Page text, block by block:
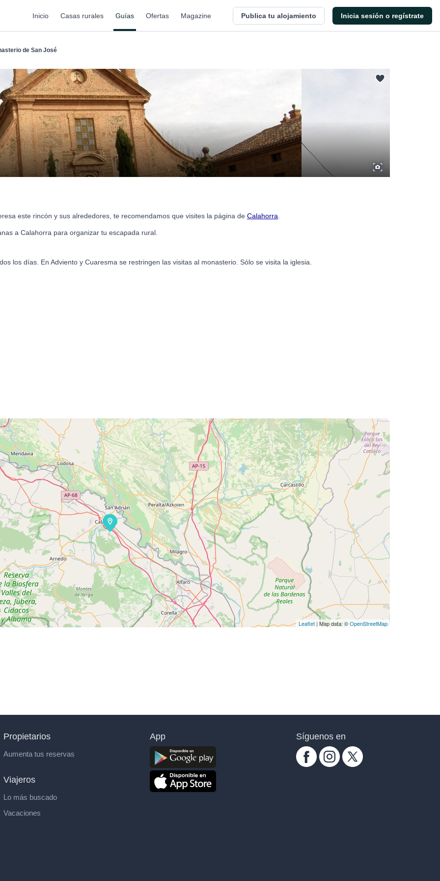
Inicio Casas rurales Guías Ofertas Magazine Publica tu alojamiento Inicia sesión o regístrate
de San José
este rincón y sus alrededores, te recomendamos que visites la página de Calahorra
a Calahorra para organizar tu escapada rural.
los días. En Adviento y Cuaresma se restringen las visitas al monasterio. Sólo se visita la iglesia.
Leaflet | Map data: ©OpenStreetMap
Propietarios
Aumenta tus reservas
Viajeros
Lo más buscado
Vacaciones
App Síguenos en